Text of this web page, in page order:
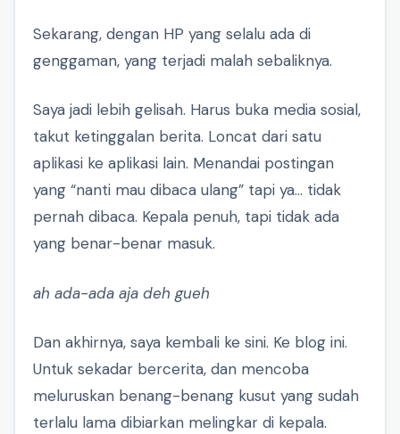
Sekarang, dengan HP yang selalu ada di
genggaman, yang terjadi malah sebaliknya.
Saya jadi lebih gelisah. Harus buka media sosial,
takut ketinggalan berita. Loncat dari satu
aplikasi ke aplikasi lain. Menandai postingan
yang “nanti mau dibaca ulang” tapi ya… tidak
pernah dibaca. Kepala penuh, tapi tidak ada
yang benar-benar masuk.
ah ada-ada aja deh gueh
Dan akhirnya, saya kembali ke sini. Ke blog ini.
Untuk sekadar bercerita, dan mencoba
meluruskan benang-benang kusut yang sudah
terlalu lama dibiarkan melingkar di kepala.